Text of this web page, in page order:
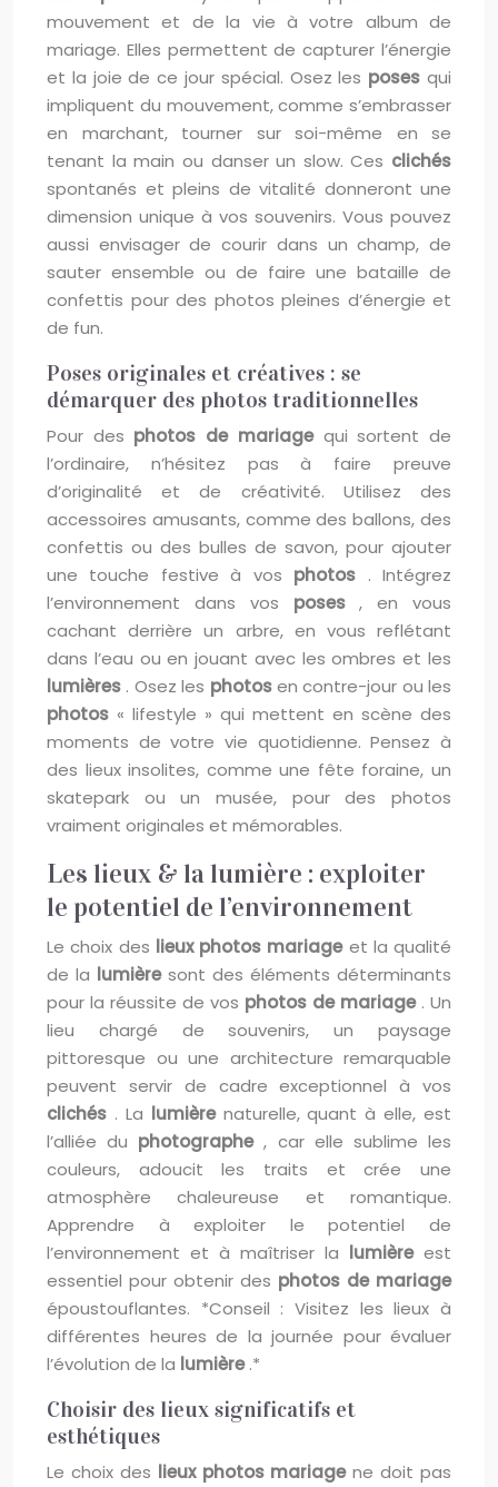
mouvement et de la vie à votre album de
mariage. Elles permettent de capturer l’énergie
et la joie de ce jour spécial. Osez les posesqui
impliquent du mouvement, comme s’embrasser
en marchant, tourner sur soi-même en se
tenant la main ou danser un slow. Ces clichés
spontanés et pleins de vitalité donneront une
dimension unique à vos souvenirs. Vous pouvez
aussi envisager de courir dans un champ, de
sauter ensemble ou de faire une bataille de
confettis pour des photos pleines d’énergie et
de fun.
Poses originales et créatives : se
démarquer des photos traditionnelles
Pour des photos de mariage qui sortent de
l’ordinaire, n’hésitez pas à faire preuve
d’originalité et de créativité. Utilisez des
accessoires amusants, comme des ballons, des
confettis ou des bulles de savon, pour ajouter
une touche festive à vos photos . Intégrez
l’environnement dans vos poses, en vous
cachant derrière un arbre, en vous reflétant
dans l’eau ou en jouant avec les ombres et les
lumières . Osez les photosen contre-jour ou les
photos « lifestyle » qui mettent en scène des
moments de votre vie quotidienne. Pensez à
des lieux insolites, comme une fête foraine, un
skatepark ou un musée, pour des photos
vraiment originales et mémorables.
Les lieux & la lumière : exploiter
le potentiel de l’environnement
Le choix des lieux photos mariage et la qualité
de la lumière sont des éléments déterminants
pour la réussite de vos photos de mariage . Un
lieu chargé de souvenirs, un paysage
pittoresque ou une architecture remarquable
peuvent servir de cadre exceptionnel à vos
clichés . La lumière naturelle, quant à elle, est
l’alliée du photographe, car elle sublime les
couleurs, adoucit les traits et crée une
atmosphère chaleureuse et romantique.
Apprendre à exploiter le potentiel de
l’environnement et à maîtriser la lumière est
essentiel pour obtenir des photos de mariage
époustouflantes. *Conseil : Visitez les lieux à
différentes heures de la journée pour évaluer
l’évolution de la lumière.*
Choisir des lieux significatifs et
esthétiques
Le choix des lieux photos mariagene doit pas